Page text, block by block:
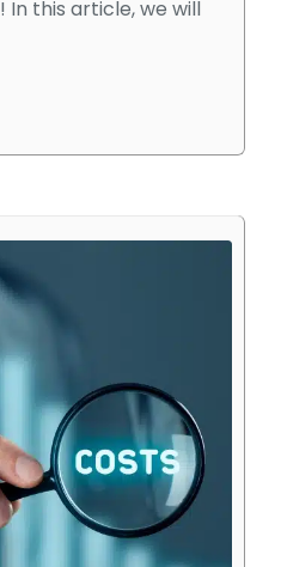
this article, we will